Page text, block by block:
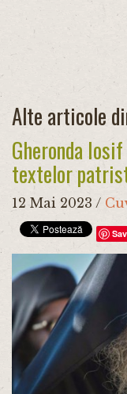
Alte articole
Gheronda
textelor
12 Mai 2023 /